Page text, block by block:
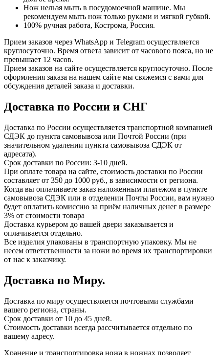
Нож нельзя мыть в посудомоечной машине. Мы
рекомендуем мыть нож только руками и мягкой губкой.
100% ручная работа, Кострома, Россия.
Прием заказов через WhatsApp и Telegram осуществляется
круглосуточно. Время ответа зависит от часового пояса, но не
превышает 12 часов.
Прием заказов на сайте осуществляется круглосуточно. После
оформления заказа на нашем сайте мы свяжемся с вами для
обсуждения деталей заказа и доставки.
Доставка по России и СНГ
Доставка по России осуществляется транспортной компанией
СДЭК до пункта самовывоза или Почтой России (при
значительном удалении пункта самовывоза СДЭК от
адресата).
Срок доставки по России: 3-10 дней.
При оплате товара на сайте, стоимость доставки по России
составляет от 350 до 1000 руб., в зависимости от региона.
Когда вы оплачиваете заказ наложенным платежом в пункте
самовывоза СДЭК или в отделении Почты России, вам нужно
будет оплатить комиссию за приём наличных денег в размере
3% от стоимости товара
Доставка курьером до вашей двери заказывается и
оплачивается отдельно.
Все изделия упакованы в транспортную упаковку. Мы не
несем ответственности за ножи во время их транспортировки
от нас к заказчику.
Доставка по Миру.
Доставка по миру осуществляется почтовыми службами
вашего региона, страны.
Срок доставки от 10 до 45 дней.
Стоимость доставки всегда рассчитывается отдельно по
вашему адресу.
Хранение и транспортировка ножа в ножнах позволяет